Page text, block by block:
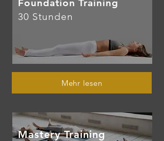
Foundation Training
30 Stunden
Mehr lesen
Mastery Training